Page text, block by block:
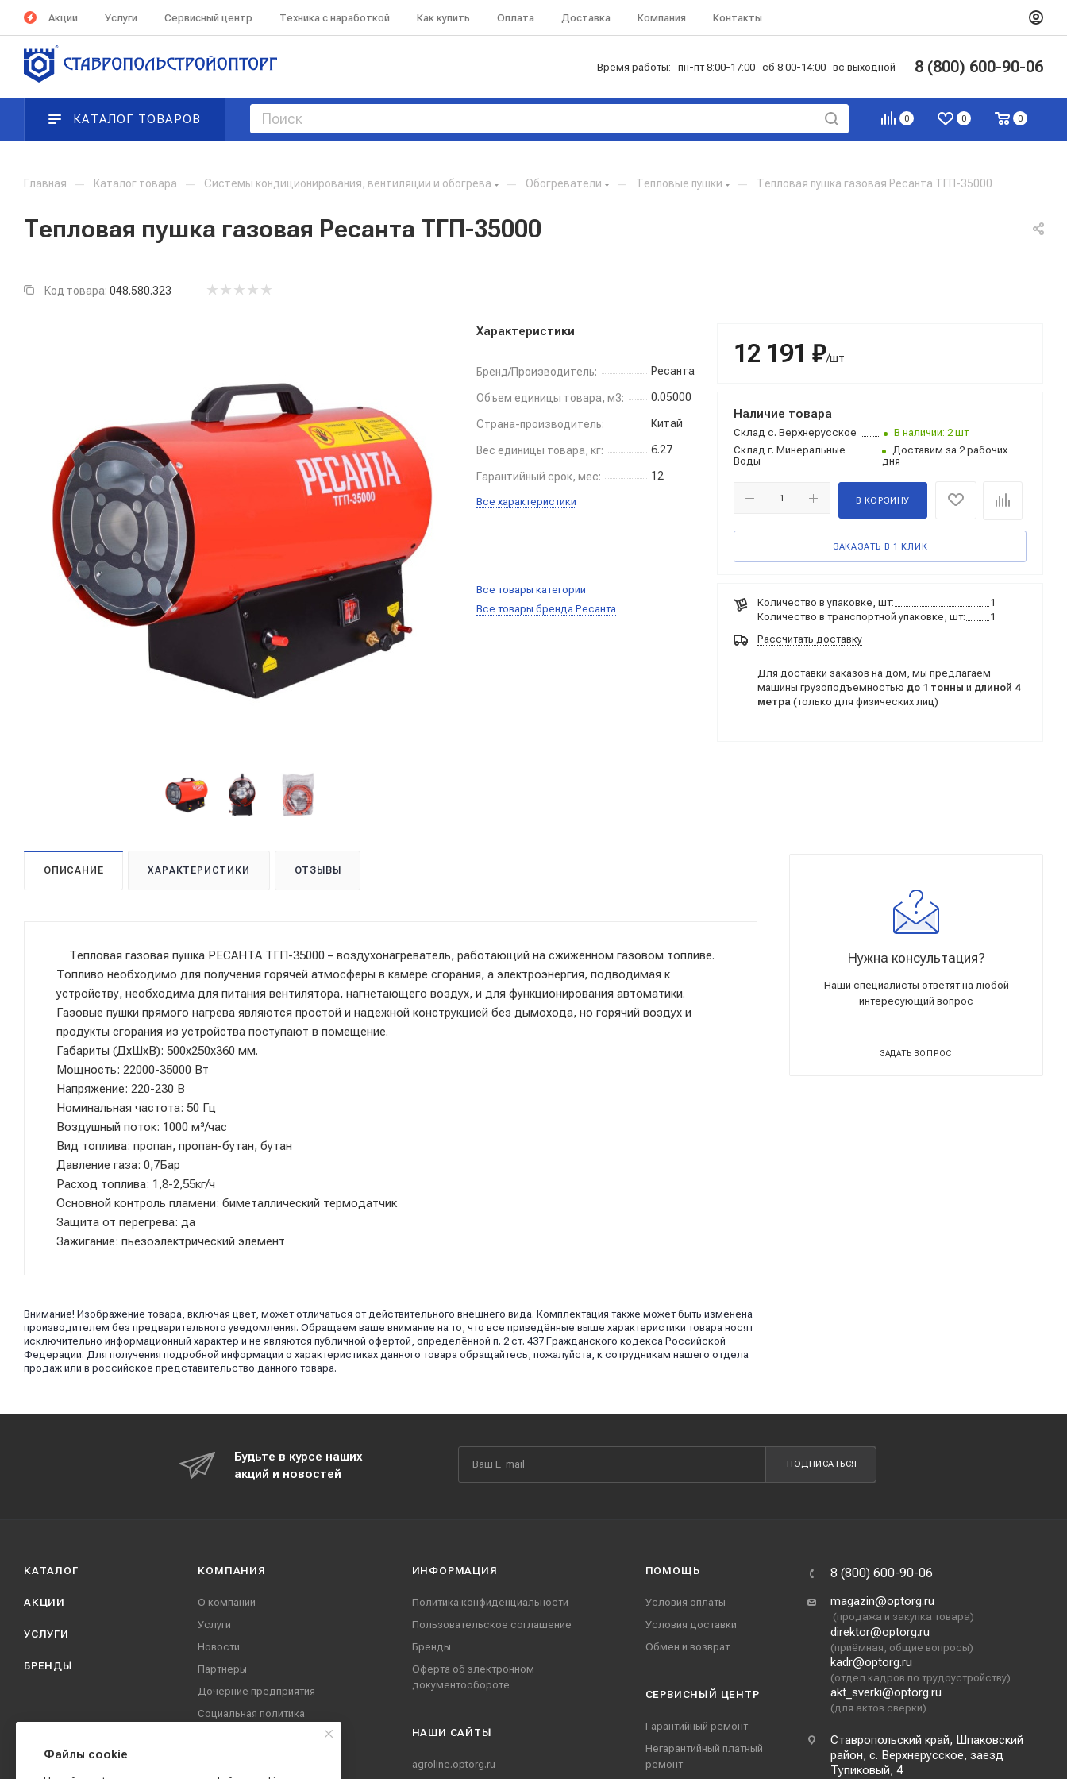
Акции Услуги Сервисный центр Техника с наработкой Как купить Оплата Доставка Компания Контакты
Время работы: пн-пт 8:00-17:00 сб 8:00-14:00 вс выходной 8 (800) 600-90-06
0 0 0
КАТАЛОГ ТОВАРОВ
Главная — Каталог товара — Системы кондиционирования, вентиляции и обогрева — Обогреватели — Тепловые пушки — Тепловая пушка газовая Ресанта ТГП-35000
Тепловая пушка газовая Ресанта ТГП-35000
Код товара: 048.580.323
Характеристики
Бренд/Производитель: Ресанта
Объем единицы товара, м3: 0.05000
Страна-производитель: Китай
Вес единицы товара, кг: 6.27
Гарантийный срок, мес: 12
Все характеристики
Все товары категории
Все товары бренда Ресанта
12 191 ₽/шт
Наличие товара
Склад с. Верхнерусское
В наличии: 2 шт
Склад г. Минеральные
Воды
Доставим за 2 рабочих
дня
В КОРЗИНУ
ЗАКАЗАТЬ В 1 КЛИК
Количество в упаковке, шт:
1
Количество в транспортной упаковке, шт:
1
Рассчитать доставку
Для доставки заказов на дом, мы предлагаем
машины грузоподъемностью до 1 тонны и длиной 4
метра (только для физических лиц)
ОПИСАНИЕ ХАРАКТЕРИСТИКИ ОТЗЫВЫ
Тепловая газовая пушка РЕСАНТА ТГП-35000​ – воздухонагреватель, работающий на сжиженном газовом топливе.
Топливо необходимо для получения горячей атмосферы в камере сгорания, а электроэнергия, подводимая к
устройству, необходима для питания вентилятора, нагнетающего воздух, и для функционирования автоматики.
Газовые пушки прямого нагрева являются простой и надежной конструкцией без дымохода, но горячий воздух и
продукты сгорания из устройства поступают в помещение.
Габариты (ДхШхВ): 500х250х360 мм.
Мощность: 22000-35000 Вт
Напряжение: 220-230 В
Номинальная частота: 50 Гц
Воздушный поток: 1000 м³/час
Вид топлива: пропан, пропан-бутан, бутан
Давление газа: 0,7Бар
Расход топлива: 1,8-2,55кг/ч
Основной контроль пламени: биметаллический термодатчик
Защита от перегрева: да
Зажигание: пьезоэлектрический элемент
Внимание! Изображение товара, включая цвет, может отличаться от действительного внешнего вида. Комплектация также может быть изменена
производителем без предварительного уведомления. Обращаем ваше внимание на то, что все приведённые выше характеристики товара носят
исключительно информационный характер и не являются публичной офертой, определённой п. 2 ст. 437 Гражданского кодекса Российской
Федерации. Для получения подробной информации о характеристиках данного товара обращайтесь, пожалуйста, к сотрудникам нашего отдела
продаж или в российское представительство данного товара.
Нужна консультация?
Наши специалисты ответят на любой
интересующий вопрос
ЗАДАТЬ ВОПРОС
Будьте в курсе наших
акций и новостей
ПОДПИСАТЬСЯ
КАТАЛОГ
АКЦИИ
УСЛУГИ
БРЕНДЫ
КОМПАНИЯ
О компании
Услуги
Новости
Партнеры
Дочерние предприятия
Социальная политика
Вакансии
ИНФОРМАЦИЯ
Политика конфиденциальности
Пользовательское соглашение
Бренды
Оферта об электронном
документообороте
НАШИ CАЙТЫ
agroline.optorg.ru
ПОМОЩЬ
Условия оплаты
Условия доставки
Обмен и возврат
СЕРВИСНЫЙ ЦЕНТР
Гарантийный ремонт
Негарантийный платный
ремонт
8 (800) 600-90-06
magazin@optorg.ru
(продажа и закупка товара)
direktor@optorg.ru
(приёмная, общие вопросы)
kadr@optorg.ru
(отдел кадров по трудоустройству)
akt_sverki@optorg.ru
(для актов сверки)
Ставропольский край, Шпаковский
район, с. Верхнерусское, заезд
Тупиковый, 4
Файлы cookie